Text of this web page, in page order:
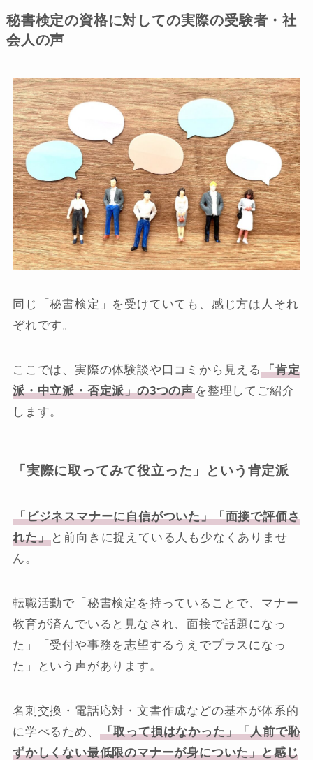
秘書検定の資格に対しての実際の受験者・社
会人の声
同じ「秘書検定」を受けていても、感じ方は人それ
ぞれです。
ここでは、実際の体験談や口コミから見える「肯定
派・中立派・否定派」の3つの声 を整理してご紹介
します。
「実際に取ってみて役立った」という肯定派
「ビジネスマナーに自信がついた」「面接で評価さ
れた」 と前向きに捉えている人も少なくありませ
ん。
転職活動で「秘書検定を持っていることで、マナー
教育が済んでいると見なされ、面接で話題になっ
た」「受付や事務を志望するうえでプラスになっ
た」という声があります。
名刺交換・電話応対・文書作成などの基本が体系的
に学べるため、
「取って損はなかった」「人前で恥
ずかしくない最低限のマナーが身についた」と感じ